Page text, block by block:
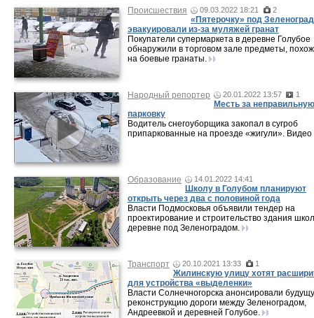
Происшествия 09.03.2022 18:21 2
«Пятерочку» под
эвакуировали из-за муляжей гранат
Покупатели супермаркета в деревне Голубое
обнаружили в торговом зале предметы,
на боевые гранаты.
Народный репортер 20.01.2022 13:57 1
Месть за неправильную
парковку
Водитель снегоуборщика закопал в сугроб
припаркованные на проезде «жигули». Видео
Образование 14.01.2022 14:41
Школу в Голубом планируют
открыть через два с половиной года
Власти Подмосковья объявили тендер на
проектирование и строительство здания
деревне под Зеленоградом.
Транспорт 20.10.2021 13:33 1
Жилинскую улицу хотят
для устройства «выделенки»
Власти Солнечногорска анонсировали
реконструкцию дороги между Зеленоградом,
Андреевкой и деревней Голубое.